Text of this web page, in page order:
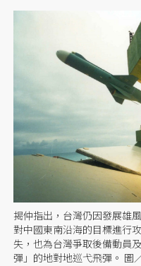
揭仲指出，台灣仍因發展雄
對中國東南沿海的目標進行
失，也為台灣爭取後備動員
彈」的地對地巡弋飛彈。 圖